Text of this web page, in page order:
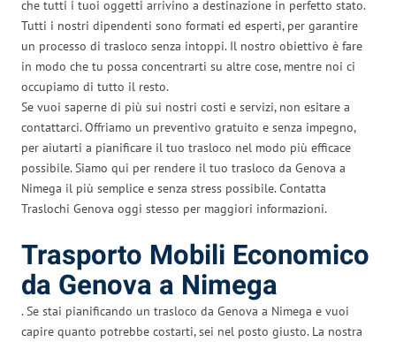
che tutti i tuoi oggetti arrivino a destinazione in perfetto stato.
Tutti i nostri dipendenti sono formati ed esperti, per garantire
un processo di trasloco senza intoppi. Il nostro obiettivo è fare
in modo che tu possa concentrarti su altre cose, mentre noi ci
occupiamo di tutto il resto.
Se vuoi saperne di più sui nostri costi e servizi, non esitare a
contattarci. Offriamo un preventivo gratuito e senza impegno,
per aiutarti a pianificare il tuo trasloco nel modo più efficace
possibile. Siamo qui per rendere il tuo trasloco da Genova a
Nimega il più semplice e senza stress possibile. Contatta
Traslochi Genova oggi stesso per maggiori informazioni.
Trasporto Mobili Economico
da Genova a Nimega
. Se stai pianificando un trasloco da Genova a Nimega e vuoi
capire quanto potrebbe costarti, sei nel posto giusto. La nostra